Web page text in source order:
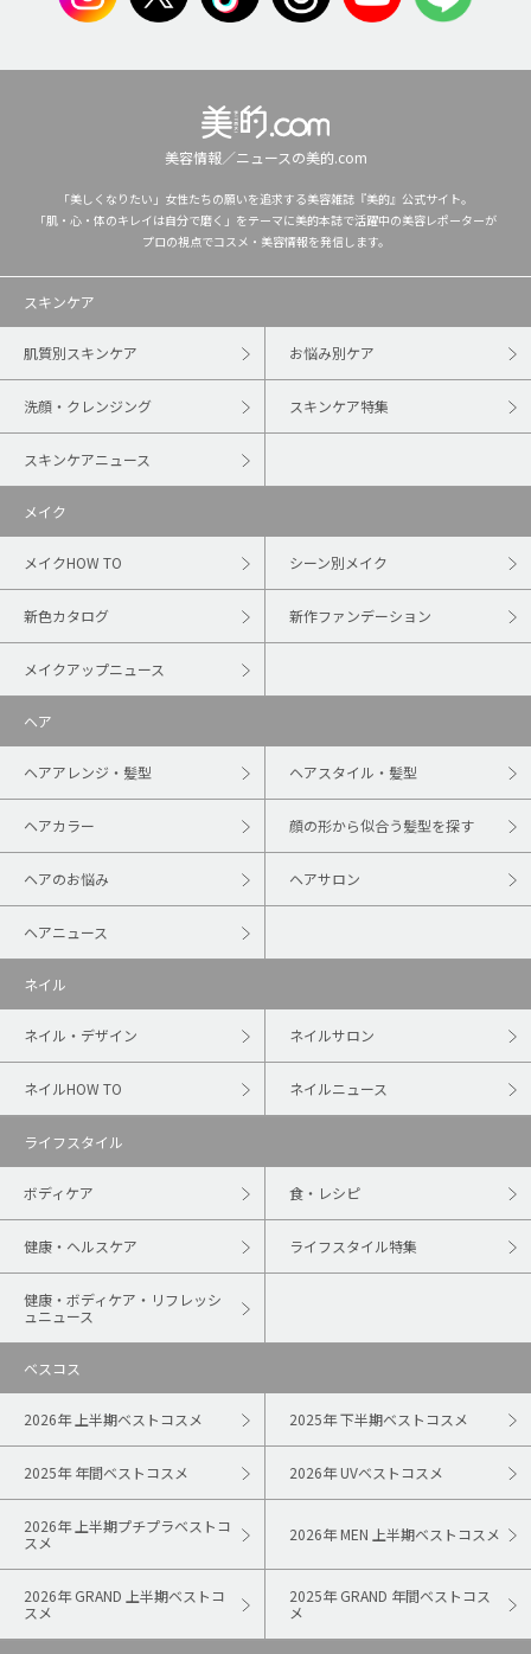
美容情報／ニュースの美的.com
「美しくなりたい」女性たちの願いを追求する美容雑誌『美的』公式サイト。
「肌・心・体のキレイは自分で磨く」をテーマに美的本誌で活躍中の美容レポーターが
プロの視点でコスメ・美容情報を発信します。
スキンケア
肌質別スキンケア お悩み別ケア
洗顔・クレンジング スキンケア特集
スキンケアニュース
メイク
メイクHOW TO シーン別メイク
新色カタログ 新作ファンデーション
メイクアップニュース
ヘア
ヘアアレンジ・髪型 ヘアスタイル・髪型
ヘアカラー 顔の形から似合う髪型を探す
ヘアのお悩み ヘアサロン
ヘアニュース
ネイル
ネイル・デザイン ネイルサロン
ネイルHOW TO ネイルニュース
ライフスタイル
ボディケア 食・レシピ
健康・ヘルスケア ライフスタイル特集
健康・ボディケア・リフレッシ
ュニュース
ベスコス
2026年 上半期ベストコスメ 2025年 下半期ベストコスメ
2025年 年間ベストコスメ 2026年 UVベストコスメ
2026年 上半期プチプラベストコ
スメ
2026年 MEN 上半期ベストコスメ
2026年 GRAND 上半期ベストコ
スメ
2025年 GRAND 年間ベストコス
メ